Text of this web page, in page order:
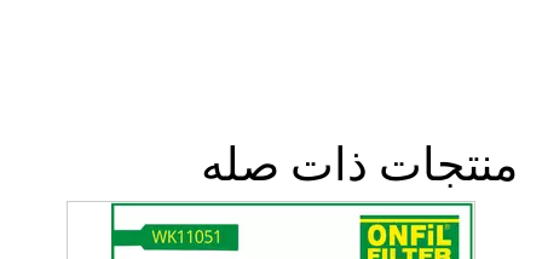
منتجات ذات صله